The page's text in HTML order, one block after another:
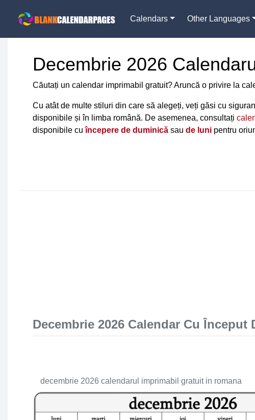
Calendars Other Languages
Decembrie 2026
Căutați un calendar imprimabil gratuit? Aruncă o privire la
Cu atât de multe stiluri din care să alegeți, veți găsi cu
disponibile și în limba română. De asemenea, consultați
disponibile cuîncepere de duminică sau de luni pentru
Decembrie 2026 Calendar Cu Început
decembrie 2026 calendarul imprimabil gratuit in romana